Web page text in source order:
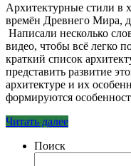
Архитектурные стили в
времён Древнего Мира,
Написали несколько
видео, чтобы всё легко
краткий список
представить развитие
архитектуре и их
формируются
Читать далее
Поиск